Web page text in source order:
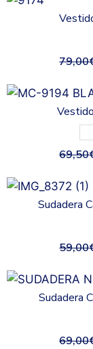
79,00
69,50
Sudadera
59,00
Sudadera
69,00